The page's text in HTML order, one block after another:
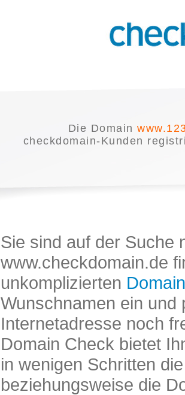
Die Domain
checkdomain-Kunden
Sie sind auf der Suche
www.checkdomain.de
unkomplizierten
Wunschnamen ein und
Internetadresse noch
Domain Check bietet
in wenigen Schritten
beziehungsweise die